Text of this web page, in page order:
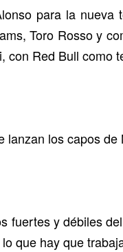
para la nueva
Toro Rosso y
con Red Bull como
los capos
fuertes y débiles
que hay que